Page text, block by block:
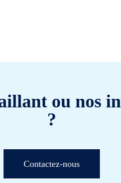
ou nos
?
Contactez-nous